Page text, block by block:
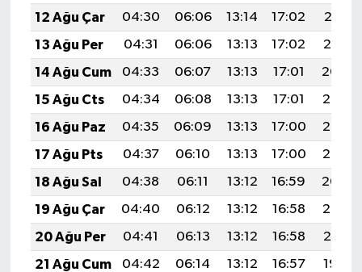
12 Ağu Çar
04:30 06:06 13:14 17:02
20:12
13 Ağu Per
04:31 06:06 13:13 17:02
20:10
14 Ağu Cum
04:33 06:07 13:13 17:01
20:09
15 Ağu Cts
04:34 06:08 13:13 17:01
20:08
16 Ağu Paz
04:35 06:09 13:13 17:00
20:06
17 Ağu Pts
04:37 06:10 13:13 17:00
20:05
18 Ağu Sal
04:38 06:11 13:12 16:59
20:04
19 Ağu Çar
04:40 06:12 13:12 16:58
20:02
20 Ağu Per
04:41 06:13 13:12 16:58
20:01
21 Ağu Cum
04:42 06:14 13:12 16:57
19:59